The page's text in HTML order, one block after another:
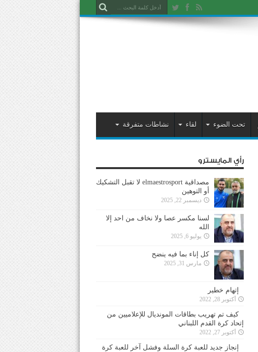
تحت الضوء لقاء نشاطات متفرقة
رأي المايسترو
مصداقية elmaestrosport لا تقبل التشكيك
أو التوهين
ديسمبر 22, 2025
لسنا مكسر عصا ولا نخاف من احد إلا
الله
يوليو 6, 2025
كل إناء بما فيه ينضح
مارس 31, 2025
إتهام خطير
أكتوبر 28, 2022
كيف تم تهريب بطاقات المونديال للإعلاميين من
إتحاد كرة القدم اللبناني
أكتوبر 27, 2022
إنجاز جديد للعبة كرة السلة وفشل آخر للعبة كرة